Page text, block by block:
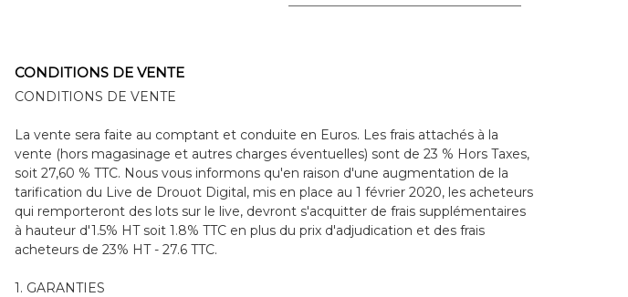
CONDITIONS DE VENTE
CONDITIONS DE VENTE
La vente sera faite au comptant et conduite en Euros. Les frais attachés à la
vente (hors magasinage et autres charges éventuelles) sont de 23 % Hors Taxes,
soit 27,60 % TTC. Nous vous informons qu'en raison d'une augmentation de la
tarification du Live de Drouot Digital, mis en place au 1 février 2020, les acheteurs
qui remporteront des lots sur le live, devront s'acquitter de frais supplémentaires
à hauteur d'1.5% HT soit 1.8% TTC en plus du prix d'adjudication et des frais
acheteurs de 23% HT - 27.6 TTC.
1. GARANTIES